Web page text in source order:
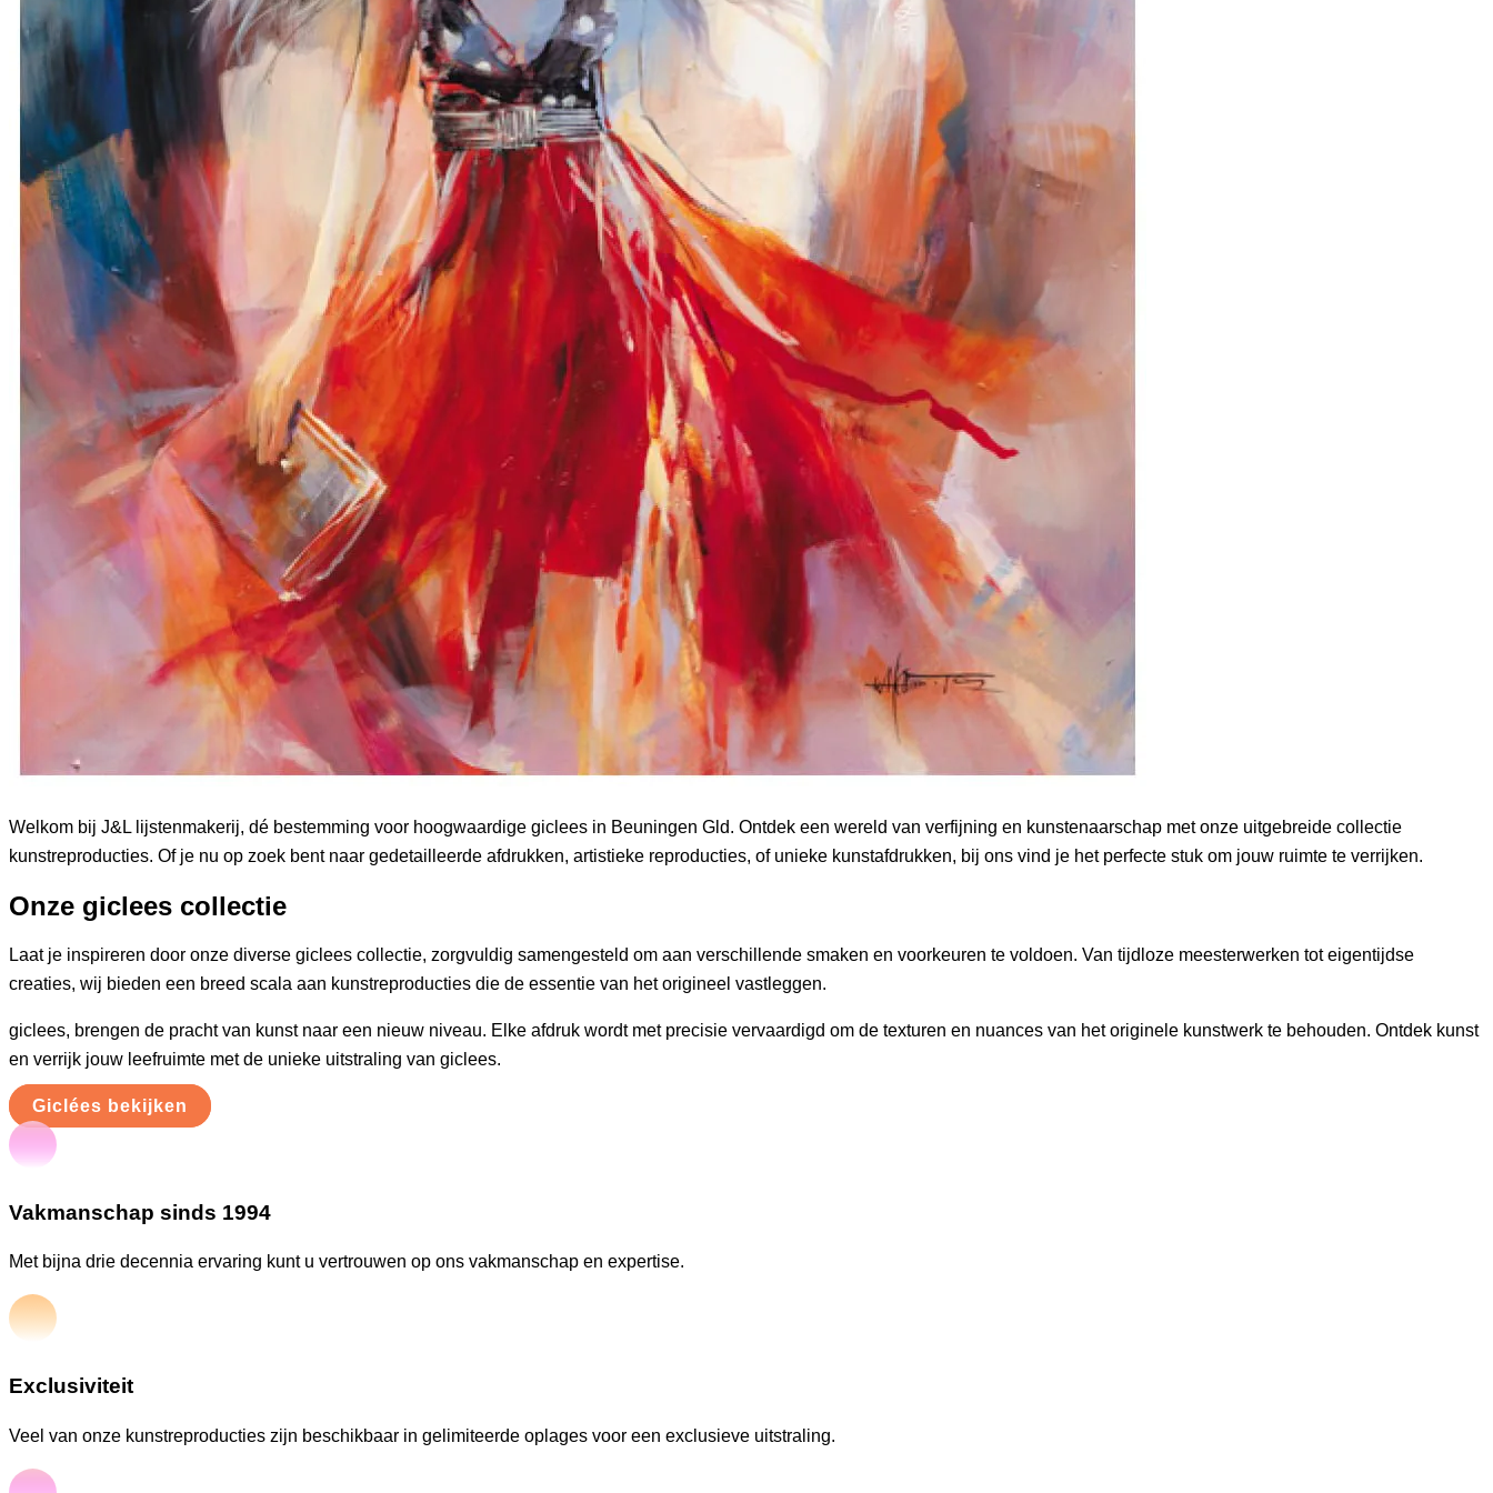
Welkom bij J&L lijstenmakerij, dé bestemming voor hoogwaardige giclees in Beuningen Gld. Ontdek een wereld van verfijning en kunstenaarschap met onze uitgebreide collectie
kunstreproducties. Of je nu op zoek bent naar gedetailleerde afdrukken, artistieke reproducties, of unieke kunstafdrukken, bij ons vind je het perfecte stuk om jouw ruimte te verrijken.
Onze giclees collectie
Laat je inspireren door onze diverse giclees collectie, zorgvuldig samengesteld om aan verschillende smaken en voorkeuren te voldoen. Van tijdloze meesterwerken tot eigentijdse
creaties, wij bieden een breed scala aan kunstreproducties die de essentie van het origineel vastleggen.
giclees, brengen de pracht van kunst naar een nieuw niveau. Elke afdruk wordt met precisie vervaardigd om de texturen en nuances van het originele kunstwerk te behouden. Ontdek kunst
en verrijk jouw leefruimte met de unieke uitstraling van giclees.
Giclées bekijken
Vakmanschap sinds 1994
Met bijna drie decennia ervaring kunt u vertrouwen op ons vakmanschap en expertise.
Exclusiviteit
Veel van onze kunstreproducties zijn beschikbaar in gelimiteerde oplages voor een exclusieve uitstraling.